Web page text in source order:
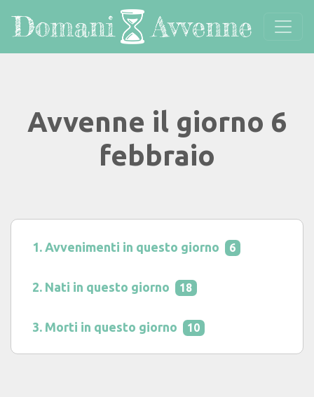
Avvenne il giorno 6
febbraio
Avvenimenti in questo giorno 6
Nati in questo giorno 18
Morti in questo giorno 10